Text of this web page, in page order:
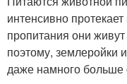
интенсивно
пропитания они
поэтому, землеройки
даже намного больше